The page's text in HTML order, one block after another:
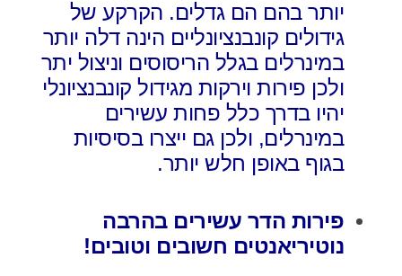
יותר בהם הם גדלים. הקרקע של
גידולים קונבנציונליים הינה דלה יותר
במינרלים בגלל הריסוסים וניצול יתר
ולכן פירות וירקות מגידול קונבנציונלי
יהיו בדרך כלל פחות עשירים
במינרלים, ולכן גם ייצרו בסיסיות
בגוף באופן חלש יותר.
פירות הדר עשירים בהרבה
נוטיריאנטים חשובים וטובים!